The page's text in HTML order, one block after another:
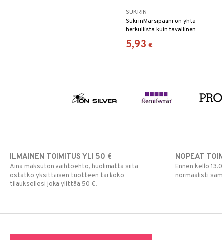
SUKRIN
SukrinMarsipaani on yhtä
herkullista kuin tavallinen
marsipaani – ja täynnä hyvää
ravintoa.
5,93 €
ILMAINEN TOIMITUS YLI 50 €
Aina maksuton vaihtoehto, huolimatta siitä
ostatko yksittäisen tuotteen tai koko
tilauksellesi joka ylittää 50 €.
NOPEAT
Ennen kello
normaalisti